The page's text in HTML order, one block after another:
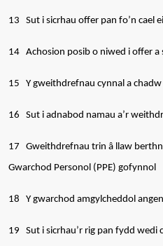
13 Sut i sicrhau offer pan fo’n cael
14 Achosion posib o niwed i offer a
15 Y gweithdrefnau cynnal a
16 Sut i adnabod namau a’r
17
Gweithdrefnau trin â llaw
Gwarchod Personol (PPE) gofynnol
18 Y gwarchod amgylcheddol
19
Sut i sicrhau’r rig pan fydd wedi